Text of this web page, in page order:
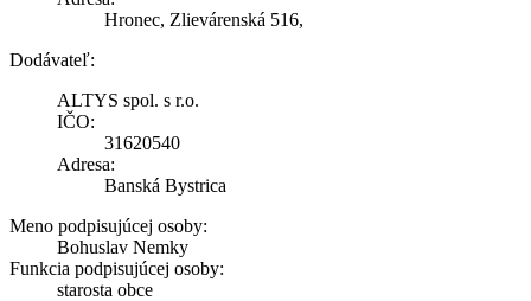
Hronec, Zlievárenská 516,
Dodávateľ:
ALTYS spol. s r.o.
IČO:
31620540
Adresa:
Banská Bystrica
Meno podpisujúcej osoby:
Bohuslav Nemky
Funkcia podpisujúcej osoby:
starosta obce